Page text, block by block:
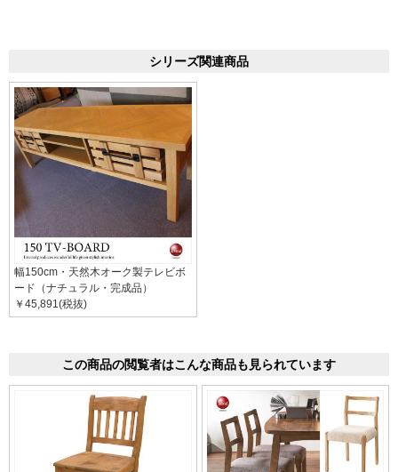
シリーズ関連商品
幅150cm・天然木オーク製テレビボ
ード（ナチュラル・完成品）
￥45,891(税抜)
この商品の閲覧者はこんな商品も見られています